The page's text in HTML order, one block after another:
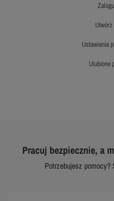
ustawienia
ulubione
Pracuj bezpiecznie, a
Potrzebujesz